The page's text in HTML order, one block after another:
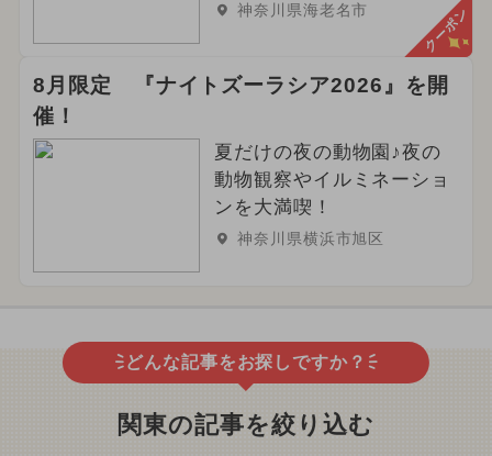
神奈川県海老名市 クーポン
8月限定 『ナイトズーラシア2026』を開
催！
夏だけの夜の動物園♪夜の
動物観察やイルミネーショ
ンを大満喫！
神奈川県横浜市旭区
どんな記事をお探しですか？
関東の記事を絞り込む